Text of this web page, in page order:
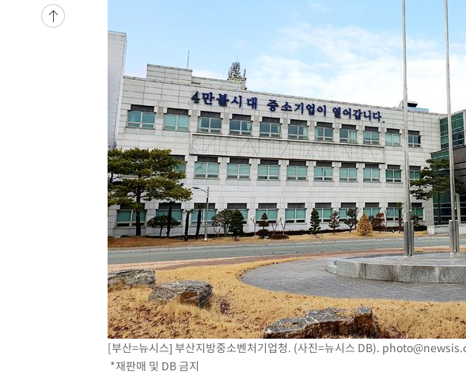
청래 44.56%
-25859초 전 >
42.08%·宋 10.17%이강인 "아틀레티코 이적 기뻐…등번호 7번 의미보단 팀 위해 뛸
[속보]與 당대표 경선, 제주·인천 권리당원 투표 김민석 승리
낮 최고 35도 '무더위'…동해안 시간당 30㎜ '강한 비'[내일날씨]
[속보]이강인 "감독님이 원하는 마음 느꼈고, 많은 트로피 원해 아
수도권 40도 육박 '펄펄'…동해안 일부 지역엔 호의주의보
온열질환 사망자 3명 늘어…누적 환자 3000명 돌파
강릉에 시간당 81.4㎜ 물폭탄…도로 잠기고 담벼락 붕괴
백운산서 80년근 천종산삼 9뿌리 발견…감정가 1.3억원
선재도서 해루질 나섰다 실종 60대, 닷새 만에 숨진 채 발견
남자 농구, 나고야 아시안게임서 '홈팀' 일본과 한일전
여수 오동도 해상서 모터보트 전복…1명 사망·1명 실종
극한폭염 한풀 꺾이지만…'낮 최고 35도' 무더위, 열대야 계속[다음주 날
축구협회 "압수수색·성접대 논란 사과…쇄신의 기회로 삼겠다"
[속보]'압수수색·성접대 논란' 축구협회 "실망과 걱정 안겨드려 죄송"
'최고 37도' 폭염 지속…강원동해안 최대 150㎜ 비
[속보]뉴욕증시 상승 마감…S&P 0.6% 나스닥 1.3%↑
[부산=뉴시스] 부산지방중소벤처기업청. (사진=뉴시스 DB).
*재판매 및 DB 금지